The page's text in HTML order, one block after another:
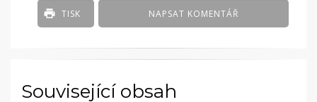
NAPSAT KOMENTÁŘ
TISK
Související obsah